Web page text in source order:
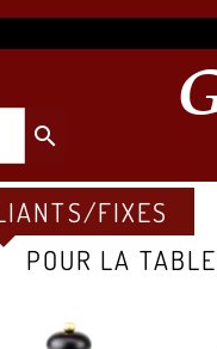
search
FIXES
POUR LA TABLE